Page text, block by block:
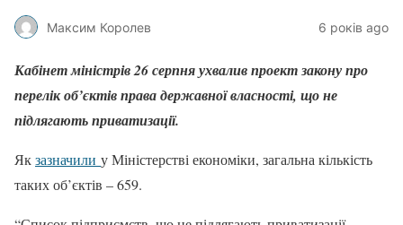
Максим Королев 6 років ago
Кабінет міністрів 26 серпня ухвалив проект закону про
перелік об’єктів права державної власності, що не
підлягають приватизації.
Якзазначили у Міністерстві економіки, загальна кількість
таких об’єктів – 659.